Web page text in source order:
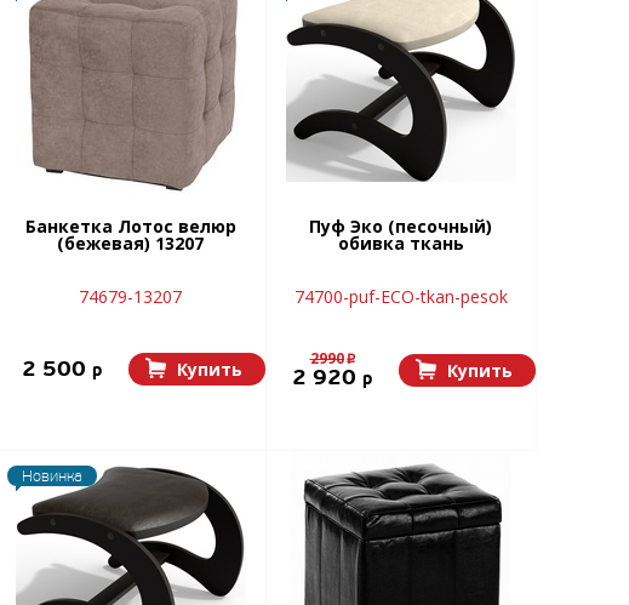
Банкетка Лотос велюр
(бежевая) 13207
74679-13207
2 500 p Купить
Пуф Эко (песочный)
обивка ткань
74700-puf-ECO-tkan-pesok
2990p
2 920 p Купить
Новинка